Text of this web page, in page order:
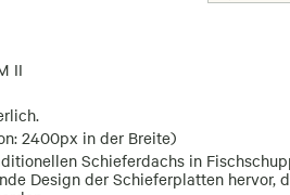
II
2400px in der Breite)
Schieferdachs in
Design der Schieferplatten hervor,